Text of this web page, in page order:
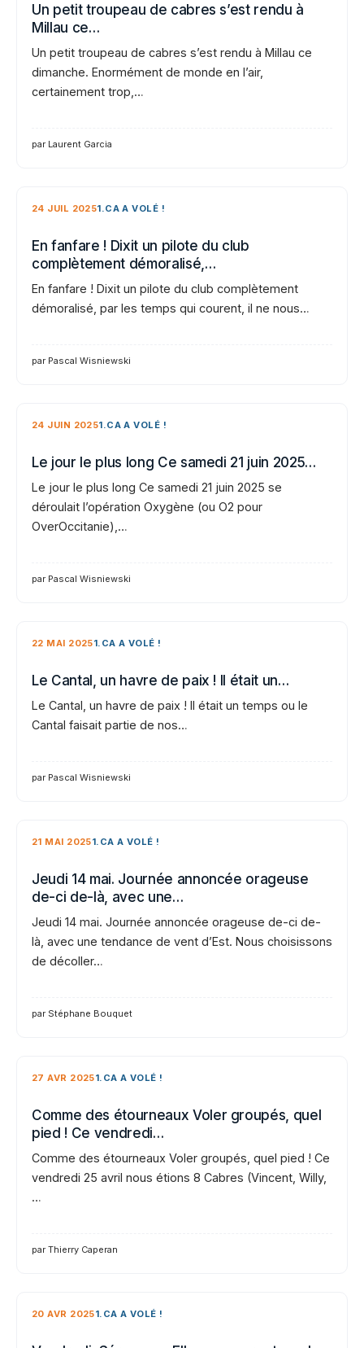
Un petit troupeau de cabres s’est rendu à
Millau ce…
Un petit troupeau de cabres s’est rendu à Millau ce
dimanche. Enormément de monde en l’air,
certainement trop,…
par Laurent Garcia
24 JUIL 20251.CA A VOLÉ !
En fanfare ! Dixit un pilote du club
complètement démoralisé,…
En fanfare ! Dixit un pilote du club complètement
démoralisé, par les temps qui courent, il ne nous…
par Pascal Wisniewski
24 JUIN 20251.CA A VOLÉ !
Le jour le plus long Ce samedi 21 juin 2025…
Le jour le plus long Ce samedi 21 juin 2025 se
déroulait l’opération Oxygène (ou O2 pour
OverOccitanie),…
par Pascal Wisniewski
22 MAI 20251.CA A VOLÉ !
Le Cantal, un havre de paix ! Il était un…
Le Cantal, un havre de paix ! Il était un temps ou le
Cantal faisait partie de nos…
par Pascal Wisniewski
21 MAI 20251.CA A VOLÉ !
Jeudi 14 mai. Journée annoncée orageuse
de-ci de-là, avec une…
Jeudi 14 mai. Journée annoncée orageuse de-ci de-
là, avec une tendance de vent d’Est. Nous choisissons
de décoller…
par Stéphane Bouquet
27 AVR 20251.CA A VOLÉ !
Comme des étourneaux Voler groupés, quel
pied ! Ce vendredi…
Comme des étourneaux Voler groupés, quel pied ! Ce
vendredi 25 avril nous étions 8 Cabres (Vincent, Willy,
…
par Thierry Caperan
20 AVR 20251.CA A VOLÉ !